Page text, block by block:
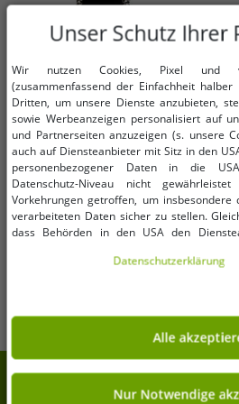
Verfügbare Größen
32/34 36/38
Damen ausgestellter Midi-Rock
Schwarz1,99 €
7% Extra-Rabatt auf
Unser Schutz Ihrer
Wir nutzen Cookies, Pixel und
(zusammenfassend der Einfachheit halber
Dritten, um unsere Dienste anzubieten,
sowie Werbeanzeigen personalisiert auf
und Partnerseiten anzuzeigen (s. unsere
auch auf Diensteanbieter mit Sitz in den
personenbezogener Daten in die
Datenschutz-Niveau nicht
Vorkehrungen getroffen, um
verarbeiteten Daten sicher zu stellen.
dass Behörden in den USA den
im Einzelfall auf Basis entsprechender
Zugriff informiert wirst. Mit Deiner
DSGVO erklärst Du Dich in die
(s.a. unsere Datenschutzerklärung). Du
Cookies verwendet werden sollen oder
Cookies akzeptieren möchtest.
aktiv, was Du unter „Nur Notwendige
Daten­schutz­erklärung
Alle
Nur Notwendige